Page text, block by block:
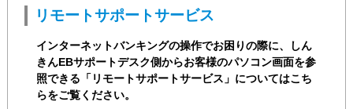
リモートサポートサービス
インターネットバンキングの操作でお困りの際に、しん
きんEBサポートデスク側からお客様のパソコン画面を参
照できる「リモートサポートサービス」についてはこち
らをご覧ください。